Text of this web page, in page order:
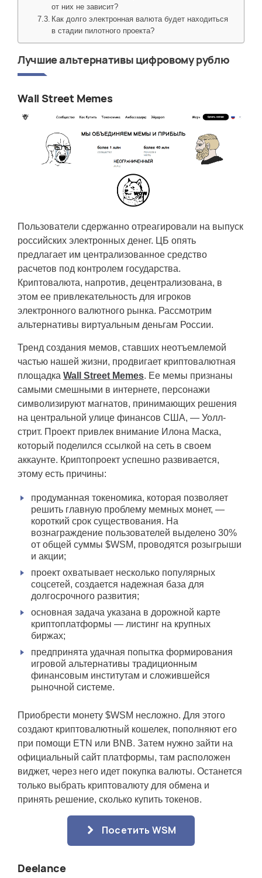
от них не зависит?
Как долго электронная валюта будет находиться
в стадии пилотного проекта?
Лучшие альтернативы цифровому рублю
Wall Street Memes
Пользователи сдержанно отреагировали на выпуск
российских электронных денег. ЦБ опять
предлагает им централизованное средство
расчетов под контролем государства.
Криптовалюта, напротив, децентрализована, в
этом ее привлекательность для игроков
электронного валютного рынка. Рассмотрим
альтернативы виртуальным деньгам России.
Тренд создания мемов, ставших неотъемлемой
частью нашей жизни, продвигает криптовалютная
площадка Wall Street Memes. Ее мемы признаны
самыми смешными в интернете, персонажи
символизируют магнатов, принимающих решения
на центральной улице финансов США, — Уолл-
стрит. Проект привлек внимание Илона Маска,
который поделился ссылкой на сеть в своем
аккаунте. Криптопроект успешно развивается,
этому есть причины:
продуманная токеномика, которая позволяет
решить главную проблему мемных монет, —
короткий срок существования. На
вознаграждение пользователей выделено 30%
от общей суммы $WSM, проводятся розыгрыши
и акции;
проект охватывает несколько популярных
соцсетей, создается надежная база для
долгосрочного развития;
основная задача указана в дорожной карте
криптоплатформы — листинг на крупных
биржах;
предпринята удачная попытка формирования
игровой альтернативы традиционным
финансовым институтам и сложившейся
рыночной системе.
Приобрести монету $WSM несложно. Для этого
создают криптовалютный кошелек, пополняют его
при помощи ETN или BNB. Затем нужно зайти на
официальный сайт платформы, там расположен
виджет, через него идет покупка валюты. Останется
только выбрать криптовалюту для обмена и
принять решение, сколько купить токенов.
Посетить WSM
Deelance